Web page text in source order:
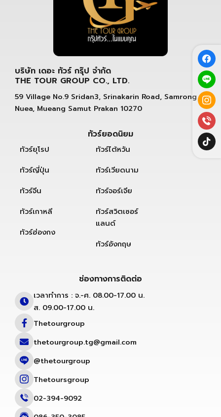
บริษัท เดอะ ทัวร์ กรุ๊ป จำกัด
THE TOUR GROUP CO., LTD.
59 Village No.9 Sridan3, Srinakarin Road, Samrong
Nuea, Mueang Samut Prakan 10270
ทัวร์ยอดนิยม
ทัวร์ยุโรป
ทัวร์ญี่ปุ่น
ทัวร์จีน
ทัวร์เกาหลี
ทัวร์ฮ่องกง
ทัวร์ไต้หวัน
ทัวร์เวียดนาม
ทัวร์จอร์เจีย
ทัวร์สวิตเซอร์
แลนด์
ทัวร์อังกฤษ
ช่องทางการติดต่อ
เวลาทำการ : จ.-ศ. 08.00-17.00 น.
ส. 09.00-17.00 น.
Thetourgroup
thetourgroup.tg@gmail.com
@thetourgroup
Thetoursgroup
02-394-9092